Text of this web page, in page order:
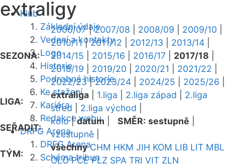
Klub
Základní údaje
Vedení a kontakty
Logo
Historie
Podrobná historie
Ke stažení
Kariéra
Redakce webu
DRFG Arena
DRFG Arena
Schéma tribun
extraligy
SEZONA:
2006/07|2007/08 2008/09 2009/10
2010/11|2011/12 2012/13 2013/14
2014/15
2015/16 2016/17 2017/18
2018/19
2019/20 2020/21 2021/22
2022/23|2023/24 2024/25 2025/26
LIGA:
extraliga 1.liga 2.liga západ
2.liga
střed
2.liga východ
SEŘADIT:
kolo|datum SMĚR: sestupně
vzestupně
TÝM:
všechny CHM HKM JIH KOM LIB LIT MBL
OLO PCE PLZ SPA TRI VIT ZLN